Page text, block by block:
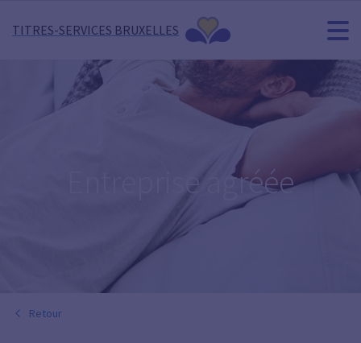
TITRES-SERVICES BRUXELLES
Entreprise agréée
Retour